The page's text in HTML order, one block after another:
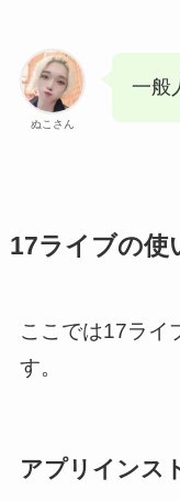
ぬこさん
一般
17ライブの使
ここでは17ライ
す。
アプリインス